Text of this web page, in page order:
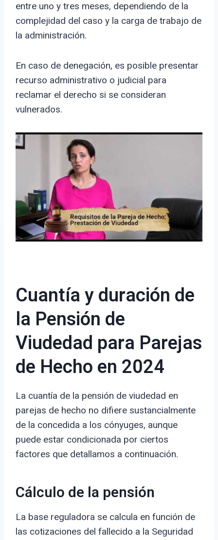
entre uno y tres meses, dependiendo de la
complejidad del caso y la carga de trabajo de
la administración.
En caso de denegación, es posible presentar
recurso administrativo o judicial para
reclamar el derecho si se consideran
vulnerados.
Cuantía y duración de
la Pensión de
Viudedad para Parejas
de Hecho en 2024
La cuantía de la pensión de viudedad en
parejas de hecho no difiere sustancialmente
de la concedida a los cónyuges, aunque
puede estar condicionada por ciertos
factores que detallamos a continuación.
Cálculo de la pensión
La base reguladora se calcula en función de
las cotizaciones del fallecido a la Seguridad